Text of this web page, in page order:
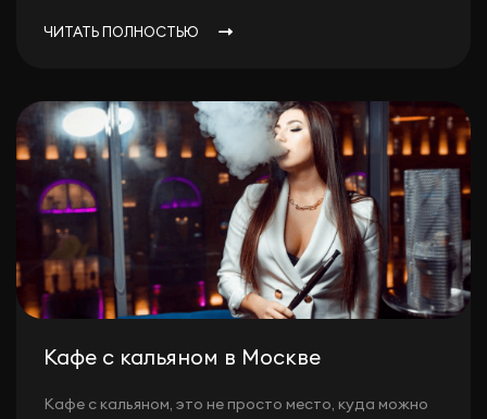
ЧИТАТЬ ПОЛНОСТЬЮ
Кафе с кальяном в Москве
Кафе с кальяном, это не просто место, куда можно